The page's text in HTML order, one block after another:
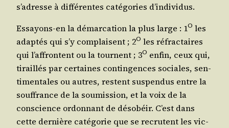
s’a­dresse à dif­fé­rentes caté­go­ries d’individus.
Essayons-en la démar­ca­tion la plus large : 1O les
adap­tés qui s’y com­plaisent ; 2O les réfrac­taires
qui l’af­frontent ou la tournent ; 3O enfin, ceux qui,
tiraillés par cer­taines contin­gences sociales, sen­
ti­men­tales ou autres, res­tent sus­pen­dus entre la
souf­france de la sou­mis­sion, et la voix de la
conscience ordon­nant de déso­béir. C’est dans
cette der­nière caté­go­rie que se recrutent les vic­